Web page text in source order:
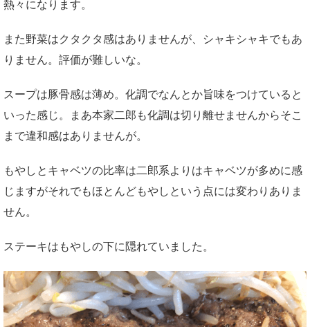
熱々になります。
また野菜はクタクタ感はありませんが、シャキシャキでもあ
りません。評価が難しいな。
スープは豚骨感は薄め。化調でなんとか旨味をつけていると
いった感じ。まあ本家二郎も化調は切り離せませんからそこ
まで違和感はありませんが。
もやしとキャベツの比率は二郎系よりはキャベツが多めに感
じますがそれでもほとんどもやしという点には変わりありま
せん。
ステーキはもやしの下に隠れていました。